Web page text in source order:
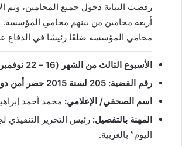
رفضت النيابة دخول جميع المحامين، وتم
أربعة محامين من بينهم محامي
محامي المؤسسة ضلعًا رئيسًا في الدفاع
الأسبوع الثالث من الشهر (16 – 22 نوفمبر 2018)
رقم القضية: 205 لسنة 2015 حصر أمن دولة
اسم الصحفي/ الإعلامي: محمد أحمد
المهنة بالتفصيل: رئيس التحرير التنفيذي
اليوم” بالغربية.